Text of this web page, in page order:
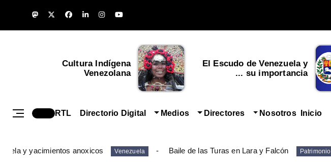
Cultura Indígena
Venezolana
El Escudo de Venezuela y
su importancia ...
Inicio
Nosotros
Directores
Medios
Directorio Digital
RTL
Patrimonio
Baile de las Turas en Lara y Falcón
Venezuela
y yacimientos anoxicos